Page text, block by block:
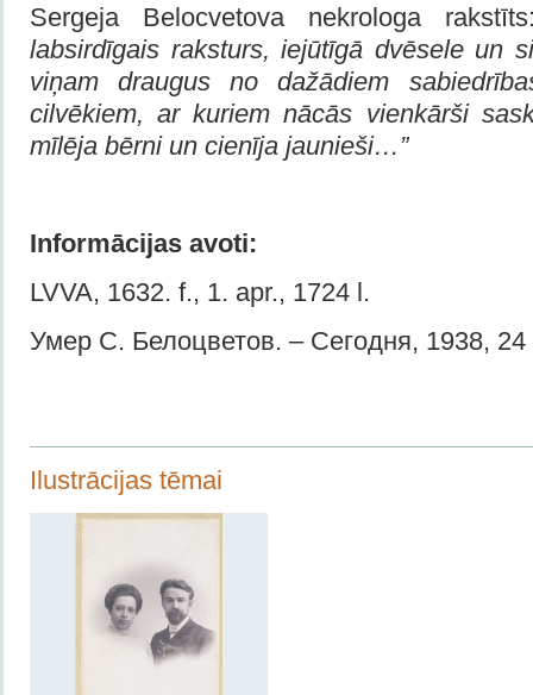
Sergeja Belocvetova nekrologa
labsirdīgais raksturs, iejūtīgā dvēsele un
viņam draugus no dažādiem
cilvēkiem, ar kuriem nācās vienkārši
mīlēja bērni un cienīja jaunieši…”
Informācijas avoti:
LVVA, 1632. f., 1. apr., 1724 l.
Умер С. Белоцветов. – Сегодня, 1938, 24
Ilustrācijas tēmai